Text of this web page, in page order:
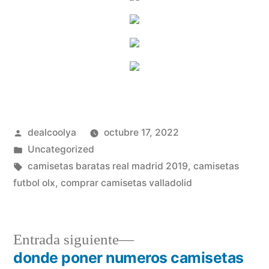
Publicado
por
dealcoolya
octubre 17, 2022
Publicado
en
Uncategorized
Etiquetas:
camisetas baratas real madrid 2019, camisetas
futbol olx, comprar camisetas valladolid
Entrada siguiente
Entrada
siguiente:
donde poner numeros camisetas